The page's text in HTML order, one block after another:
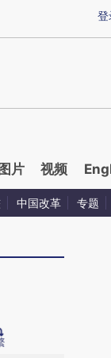
炼总结而成，可能
登
图片 视频
中国改革 专题